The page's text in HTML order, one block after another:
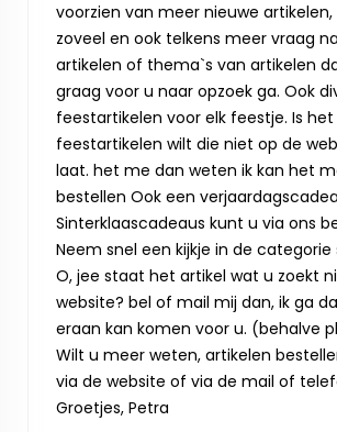
voorzien van meer nieuwe artikelen,
zoveel en ook telkens meer vraag
artikelen of thema`s van artikelen
graag voor u naar opzoek ga. Ook
feestartikelen voor elk feestje. Is
feestartikelen wilt die niet op de
laat. het me dan weten ik kan het
bestellen Ook een
Sinterklaascadeaus kunt u via ons
Neem snel een kijkje in de categorie
O, jee staat het artikel wat u zoekt
website? bel of mail mij dan, ik ga
eraan kan komen voor u. (behalve
Wilt u meer weten, artikelen
via de website of via de mail of
Groetjes, Petra